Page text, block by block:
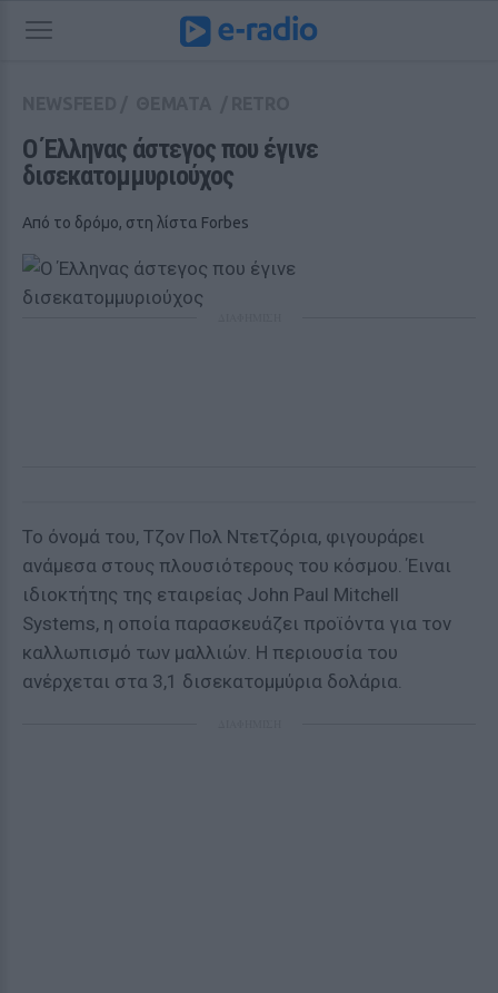
Ο Έλληνας άστεγος που έγινε
δισεκατομμυριούχος
Από το δρόμο, στη λίστα Forbes
Το όνομά του, Τζον Πολ Ντετζόρια, φιγουράρει
ανάμεσα στους πλουσιότερους του κόσμου. Έιναι
ιδιοκτήτης της εταιρείας John Paul Mitchell
Systems, η οποία παρασκευάζει προϊόντα για τον
καλλωπισμό των μαλλιών. Η περιουσία του
ανέρχεται στα 3,1 δισεκατομμύρια δολάρια.